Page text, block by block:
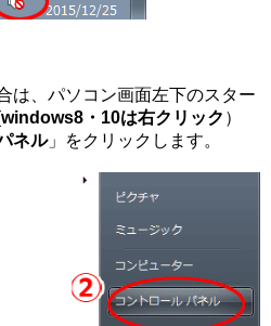
は、パソコン画面左下のスター
windows8・10は右クリック ）
ネル」をクリックします。